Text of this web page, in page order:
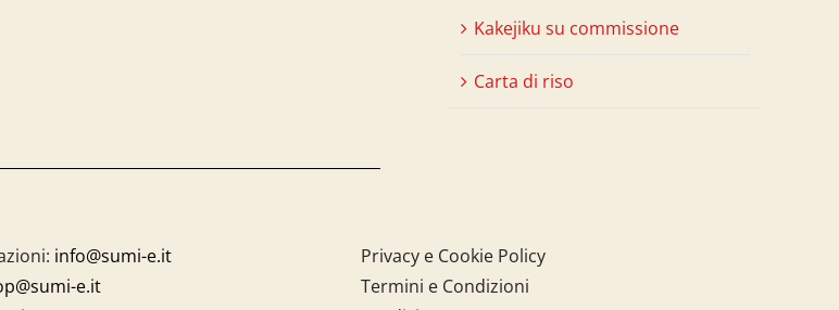
Kakejiku su commissione
Carta di riso
info@sumi-e.it
e.it
Privacy e Cookie Policy
Termini e Condizioni